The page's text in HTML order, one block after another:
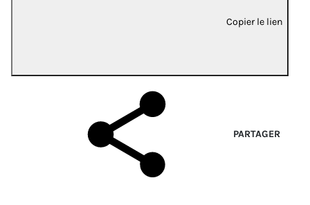
Copier le lien
PARTAGER